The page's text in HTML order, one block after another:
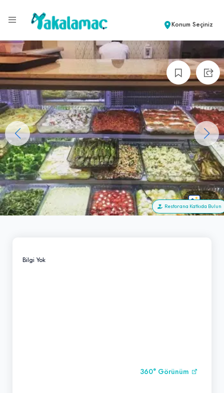
Konum Seçiniz
+4
Restorana Katkıda Bulun
Bilgi Yok
360° Görünüm